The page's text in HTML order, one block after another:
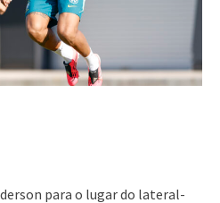
para o lugar do lateral-